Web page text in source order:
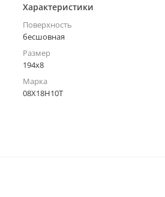
Характеристики
Поверхность
бесшовная
Размер
194х8
Марка
08Х18Н10Т